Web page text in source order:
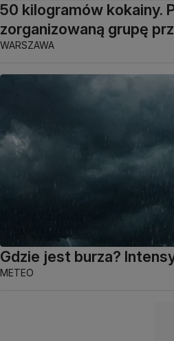
50 kilogramów kokainy.
zorganizowaną grupę
WARSZAWA
Gdzie jest burza?
METEO